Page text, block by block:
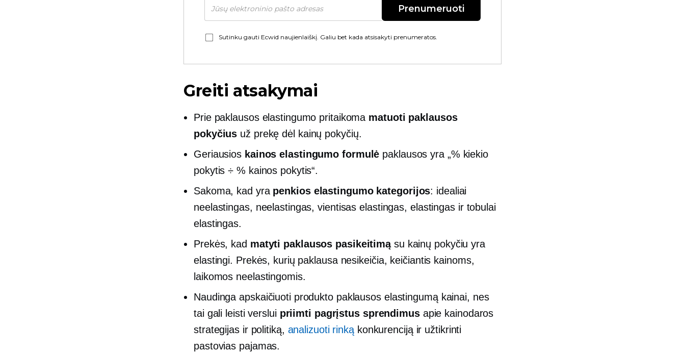
Prenumeruoti
Sutinku gauti Ecwid naujienlaiškį. Galiu bet kada atsisakyti prenumeratos.
Greiti atsakymai
Prie paklausos elastingumo pritaikoma matuoti paklausos
pokyčius už prekę dėl kainų pokyčių.
Geriausios kainos elastingumo formulė paklausos yra „% kiekio
pokytis ÷ % kainos pokytis“.
Sakoma, kad yra penkios elastingumo kategorijos: idealiai
neelastingas, neelastingas, vientisas elastingas, elastingas ir tobulai
elastingas.
Prekės, kad matyti paklausos pasikeitimąsu kainų pokyčiu yra
elastingi. Prekės, kurių paklausa nesikeičia, keičiantis kainoms,
laikomos neelastingomis.
Naudinga apskaičiuoti produkto paklausos elastingumą kainai, nes
tai gali leisti verslui priimti pagrįstus sprendimusapie kainodaros
strategijas ir politiką, analizuoti rinkąkonkurenciją ir užtikrinti
pastovias pajamas.